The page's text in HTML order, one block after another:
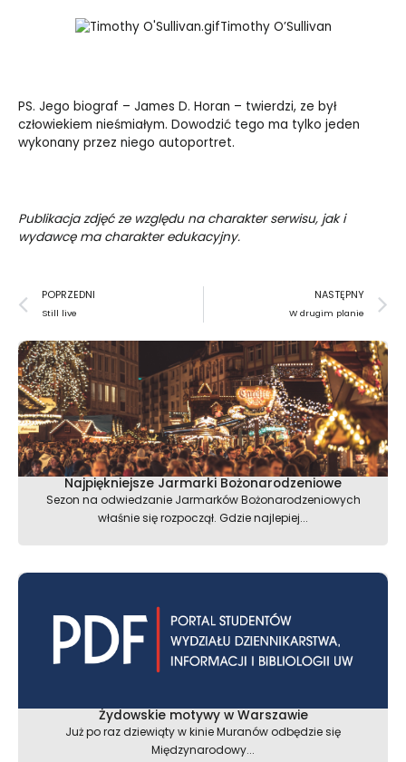
Timothy O’Sullivan
PS. Jego biograf – James D. Horan – twierdzi, ze był
człowiekiem nieśmiałym. Dowodzić tego ma tylko jeden
wykonany przez niego autoportret.
Publikacja zdjęć ze względu na charakter serwisu, jak i
wydawcę ma charakter edukacyjny.
Prev
POPRZEDNI
Still live
NASTĘPNY
W drugim planie
Najpiękniejsze Jarmarki Bożonarodzeniowe
Sezon na odwiedzanie Jarmarków Bożonarodzeniowych
właśnie się rozpoczął. Gdzie najlepiej...
Żydowskie motywy w Warszawie
Już po raz dziewiąty w kinie Muranów odbędzie się
Międzynarodowy...